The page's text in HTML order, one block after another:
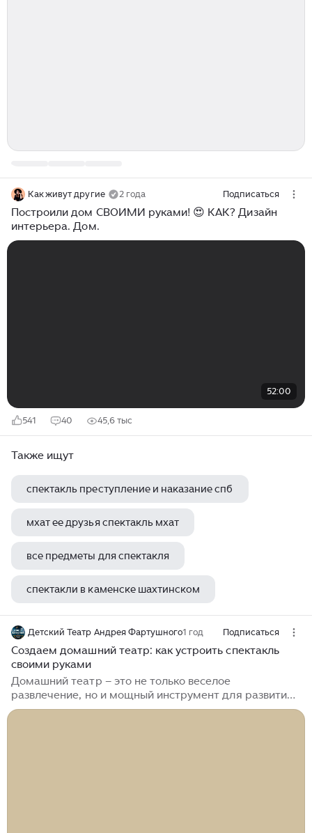
Как живут другие 2 года Подписаться
Построили дом СВОИМИ руками! 😍 КАК? Дизайн
интерьера. Дом.
52:00
541 40 45,6 тыс
Также ищут
спектакль преступление и наказание спб
мхат ее друзья спектакль мхат
все предметы для спектакля
спектакли в каменске шахтинском
Детский Театр Андрея Фартушного1 год Подписаться
Создаем домашний театр: как устроить спектакль
своими руками
Домашний театр – это не только веселое
развлечение, но и мощный инструмент для развития
ребенка. Он помогает раскрепоститься, развивает